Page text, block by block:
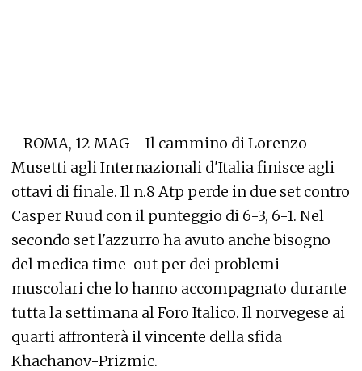
- ROMA, 12 MAG - Il cammino di Lorenzo
Musetti agli Internazionali d'Italia finisce agli
ottavi di finale. Il n.8 Atp perde in due set contro
Casper Ruud con il punteggio di 6-3, 6-1. Nel
secondo set l'azzurro ha avuto anche bisogno
del medica time-out per dei problemi
muscolari che lo hanno accompagnato durante
tutta la settimana al Foro Italico. Il norvegese ai
quarti affronterà il vincente della sfida
Khachanov-Prizmic.